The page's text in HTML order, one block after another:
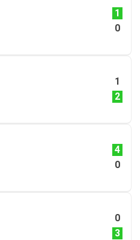
1
0
1
2
4
0
0
3